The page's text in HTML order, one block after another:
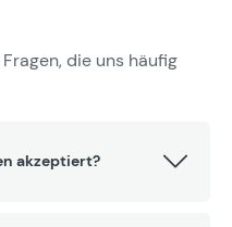
die uns häufig
akzeptiert?